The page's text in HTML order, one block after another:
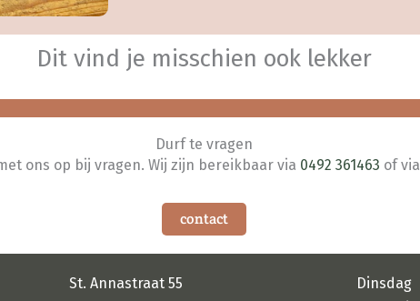
Dit vind je misschien ook lekker
Durf te vragen
ons op bij vragen. Wij zijn bereikbaar via 0492 361463 of via
contact
St. Annastraat 55
Dinsdag